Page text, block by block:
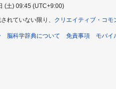
(土) 09:45 (UTC+9:00)
れていない限り、 クリエイティブ・コ
脳科学辞典について 免責事項 モバイ